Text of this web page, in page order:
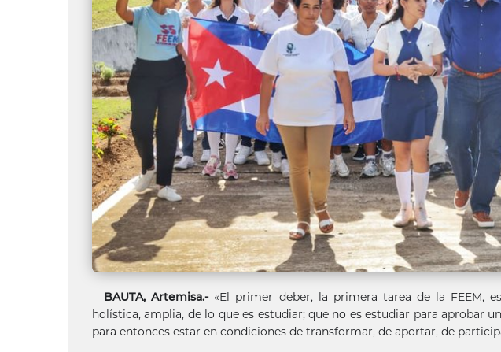
BAUTA, Artemisa.-«El primer deber, la primera tarea de la FEEM,
holística, amplia, de lo que es estudiar; que no es estudiar para aprobar
para entonces estar en condiciones de transformar, de aportar, de